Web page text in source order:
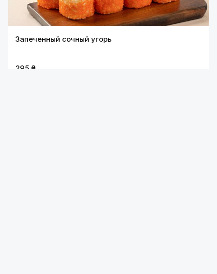
Запеченный сочный угорь
295 ₴